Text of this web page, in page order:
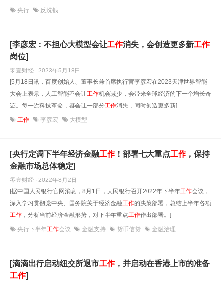
央行 反洗钱
[李彦宏：不担心大模型会让工作消失，会创造更多新工作
岗位]
零壹财经 · 2023年5月18日
[5月18日讯，百度创始人、董事长兼首席执行官李彦宏在2023天津世界智能
大会上表示，人工智能不会让工作机会减少，会带来全球经济的下一个增长奇
迹。每一次科技革命，都会让一部分工作消失，同时创造更多新]
工作 李彦宏 大模型
[央行定调下半年经济金融工作！部署七大重点工作，保持
金融市场总体稳定]
零壹财经 · 2022年8月2日
[据中国人民银行官网消息，8月1日，人民银行召开2022年下半年工作会议，
深入学习贯彻党中央、国务院关于经济金融工作的决策部署，总结上半年各项
工作 ，分析当前经济金融形势，对下半年重点工作作出部署。]
央行下半年工作会议 金融支持 货币信贷 金融治理
[滴滴出行启动纽交所退市工作，并启动在香港上市的准备
工作]